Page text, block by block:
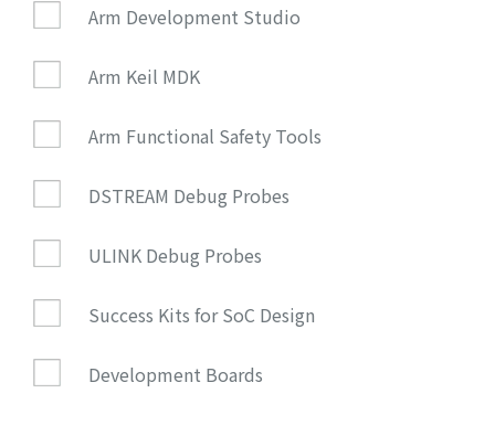
Arm Development Studio
Arm Keil MDK
Arm Functional Safety Tools
DSTREAM Debug Probes
ULINK Debug Probes
Success Kits for SoC Design
Development Boards